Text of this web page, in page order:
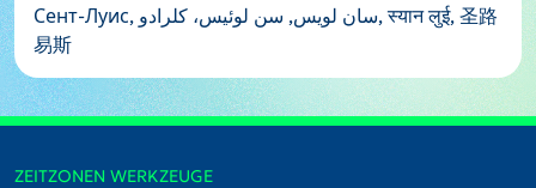
Сент-Луис, سان لويس, سن لوئیس، کلرادو, स्यान लुई, 圣路
易斯
ZEITZONEN WERKZEUGE